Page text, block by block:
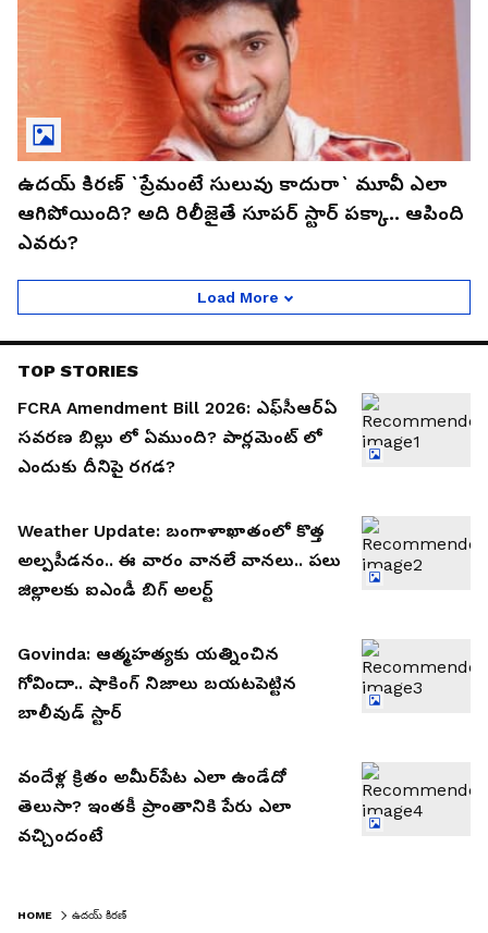
ఉదయ్‌ కిరణ్‌ `ప్రేమంటే సులువు కాదురా` మూవీ ఎలా
ఆగిపోయింది? అది రిలీజైతే సూపర్‌ స్టార్‌ పక్కా.. ఆపింది
ఎవరు?
Load More
TOP STORIES
FCRA Amendment Bill 2026: ఎఫ్‌సీఆర్ఏ
సవరణ బిల్లు లో ఏముంది? పార్లమెంట్ లో
ఎందుకు దీనిపై రగడ?
Weather Update: బంగాళాఖాతంలో కొత్త
అల్పపీడనం.. ఈ వారం వానలే వానలు.. పలు
జిల్లాలకు ఐఎండీ బిగ్ అలర్ట్
Govinda: ఆత్మహత్యకు యత్నించిన
గోవిందా.. షాకింగ్ నిజాలు బయటపెట్టిన
బాలీవుడ్ స్టార్
వందేళ్ల క్రితం అమీర్‌పేట ఎలా ఉండేదో
తెలుసా? ఇంత‌కీ ప్రాంతానికి పేరు ఎలా
వ‌చ్చిందంటే
HOME ఉదయ్ కిరణ్